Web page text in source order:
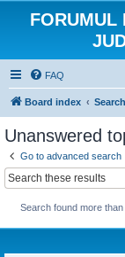
FORUMUL
FAQ
Board index Search
Unanswered
Go to advanced search
Search found more